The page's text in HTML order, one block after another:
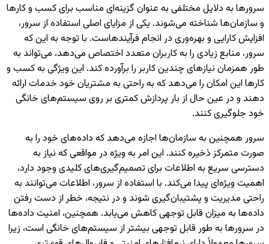
سرورها به دلایل مختلفی به عنوان گزینه‌ای مناسب برای کسب و کارها
و سازمان‌ها شناخته می‌شوند. یکی از مزایای اصلی استفاده از سرور،
افزایش کارایی و بهره‌وری در انجام فرآیندهاست. با توجه به این که
سرور، منابع زیادی را به کاربران متعدد اختصاص می‌دهد، می‌تواند به
طور همزمان نیازهای چندین کاربر را برآورده کند. این ویژگی به کسب و
کارها این امکان را می‌دهد که به راحتی به مشتریان خود خدمات ارائه
دهند و در عین حال از بار پردازش کمتری بر روی سیستم‌های خانگی
خود جلوگیری کنند.
سرور همچنین به سازمان‌ها اجازه می‌دهد که داده‌های خود را به
صورت متمرکز ذخیره کنند. این امر به ویژه در مواقعی که نیاز به
دسترسی سریع به اطلاعات برای تصمیم‌گیری‌های کلیدی وجود دارد،
اهمیت ویژه‌ای پیدا می‌کند. با استفاده از سرور، اطلاعات می‌توانند به
راحتی مدیریت و پشتیبان‌گیری شوند و در نتیجه، خطر از دست رفتن
داده‌ها به میزان قابل توجهی کاهش می‌یابد. همچنین، امنیت داده‌ها
در سرورها به طور قابل توجهی بیشتر از سیستم‌های خانگی است، زیرا